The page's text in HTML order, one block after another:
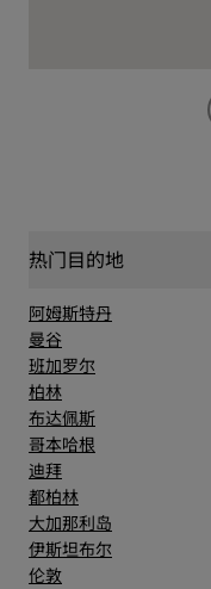
热门目的地
阿姆斯特丹
曼谷
班加罗尔
柏林
布达佩斯
哥本哈根
迪拜
都柏林
大加那利岛
伊斯坦布尔
伦敦